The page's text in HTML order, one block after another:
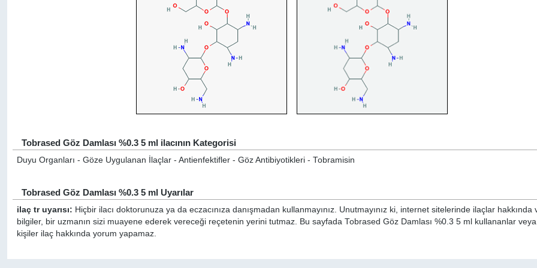
Tobrased Göz Damlası %0.3 5 ml ilacının Kategorisi
Duyu Organları - Göze Uygulanan İlaçlar - Antienfektifler - Göz Antibiyotikleri - Tobramisin
Tobrased Göz Damlası %0.3 5 ml Uyarılar
ilaç tr uyarısı: Hiçbir ilacı doktorunuza ya da eczacınıza danışmadan kullanmayınız. Unutmayınız ki, internet sitelerinde ilaçlar hakkında
bilgiler, bir uzmanın sizi muayene ederek vereceği reçetenin yerini tutmaz. Bu sayfada Tobrased Göz Damlası %0.3 5 ml kullananlar
kişiler ilaç hakkında yorum yapamaz.